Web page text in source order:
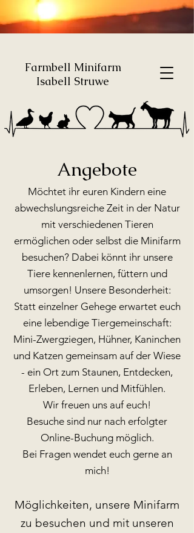
Farmbell Minifarm
Isabell Struwe
Angebote
Möchtet ihr euren Kindern eine
abwechslungsreiche Zeit in der Natur
mit verschiedenen Tieren
ermöglichen oder selbst die Minifarm
besuchen? Dabei könnt ihr unsere
Tiere kennenlernen, füttern und
umsorgen! Unsere Besonderheit:
Statt einzelner Gehege erwartet euch
eine lebendige Tiergemeinschaft:
Mini-Zwergziegen, Hühner, Kaninchen
und Katzen gemeinsam auf der Wiese
- ein Ort zum Staunen, Entdecken,
Erleben, Lernen und Mitfühlen.
Wir freuen uns auf euch!
Besuche sind nur nach erfolgter
Online-Buchung möglich.
Bei Fragen wendet euch gerne an
mich!
Möglichkeiten, unsere Minifarm
zu besuchen und mit unseren